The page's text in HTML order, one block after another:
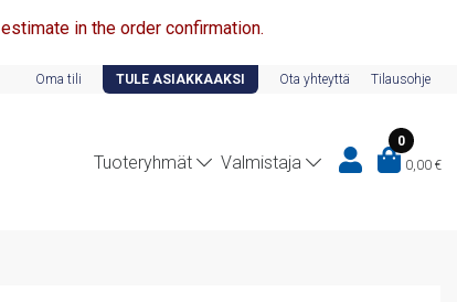
in the order confirmation.
Oma tili TULE ASIAKKAAKSI Ota yhteyttä Tilausohje
Tuoteryhmät Valmistaja
0
0,00 €